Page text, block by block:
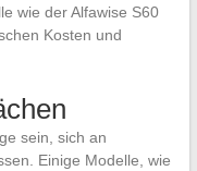
wie der Alfawise S60
Kosten und
sein, sich an
Einige Modelle, wie